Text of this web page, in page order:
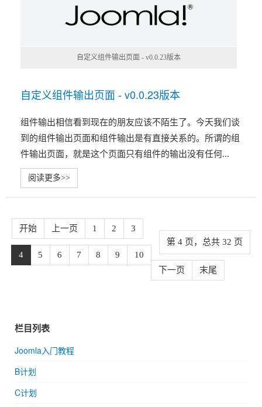
自定义组件输出页面 - v0.0.23版本
自定义组件输出页面 - v0.0.23版本
组件输出相信看到现在的朋友应该不陌生了。今天我们谈
到的组件输出页面和组件输出是有直接关系的。所谓的组
件输出页面，就是这个页面只有组件的输出没有任何...
阅读更多>>
第 4 页，总共 32 页
开始 上一页 1 2 3
4 5 6 7 8 9
10
下一页
末尾
栏目列表
Joomla入门教程
B计划
C计划